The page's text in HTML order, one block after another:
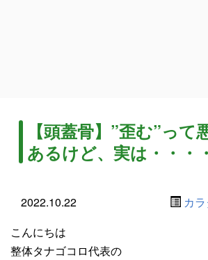
【頭蓋骨】”歪む”って
あるけど、実は・・・・
2022.10.22
カ
こんにちは
整体タナゴコロ代表の